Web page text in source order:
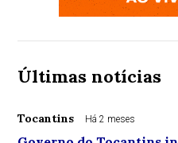
Últimas notícias
Tocantins Há 2 meses